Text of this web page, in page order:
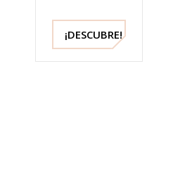
¡DESCUBRE!